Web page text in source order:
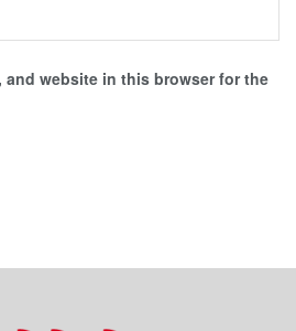
and website in this browser for the